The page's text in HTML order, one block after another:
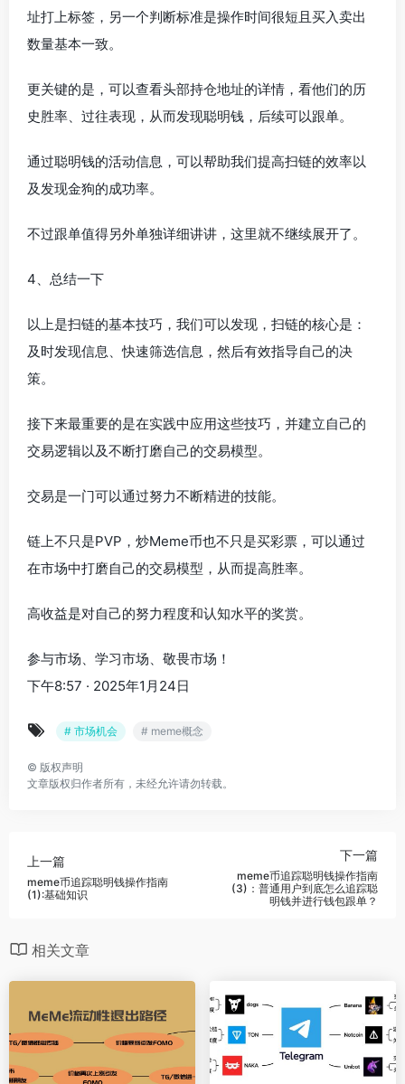
址打上标签，另一个判断标准是操作时间很短且买入卖出
数量基本一致。
更关键的是，可以查看头部持仓地址的详情，看他们的历
史胜率、过往表现，从而发现聪明钱，后续可以跟单。
通过聪明钱的活动信息，可以帮助我们提高扫链的效率以
及发现金狗的成功率。
不过跟单值得另外单独详细讲讲，这里就不继续展开了。
4、总结一下
以上是扫链的基本技巧，我们可以发现，扫链的核心是：
及时发现信息、快速筛选信息，然后有效指导自己的决
策。
接下来最重要的是在实践中应用这些技巧，并建立自己的
交易逻辑以及不断打磨自己的交易模型。
交易是一门可以通过努力不断精进的技能。
链上不只是PVP，炒Meme币也不只是买彩票，可以通过
在市场中打磨自己的交易模型，从而提高胜率。
高收益是对自己的努力程度和认知水平的奖赏。
参与市场、学习市场、敬畏市场！
下午8:57 · 2025年1月24日
# 市场机会 # meme概念
© 版权声明
文章版权归作者所有，未经允许请勿转载。
上一篇
meme币追踪聪明钱操作指南
(1):基础知识
下一篇
meme币追踪聪明钱操作指南
(3)：普通用户到底怎么追踪聪
明钱并进行钱包跟单？
相关文章